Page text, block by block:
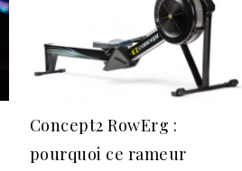
Concept2 RowErg :
pourquoi ce rameur